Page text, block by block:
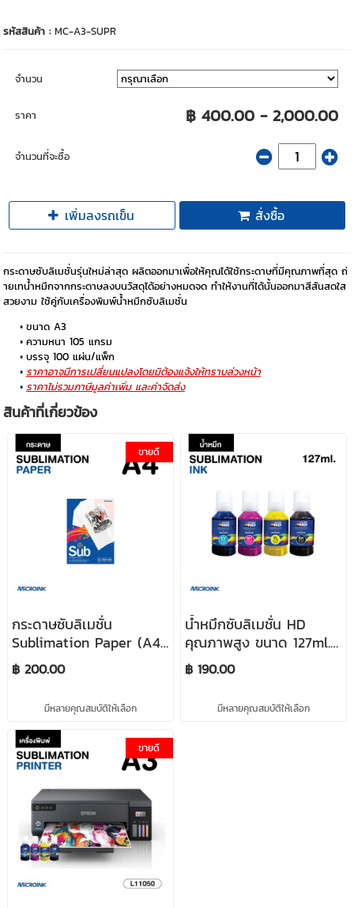
รหัสสินค้า :MC-A3-SUPR
จำนวน
ราคา ฿ 400.00 - 2,000.00
จำนวนที่จะซื้อ
เพิ่มลงรถเข็น สั่งซื้อ
กระดาษซับลิเมชั่นรุ่นใหม่ล่าสุด ผลิตออกมาเพื่อให้คุณได้ใช้กระดาษที่มีคุณภาพที่สุด ถ่
ายเทน้ำหมึกจากกระดาษลงบนวัสดุได้อย่างหมดจด ทำให้งานที่ได้นั้นออกมาสีสันสดใส
สวยงาม ใช้คู่กับเครื่องพิมพ์น้ำหมึกซับลิเมชั่น
ขนาด A3
ความหนา 105 แกรม
บรรจุ 100 แผ่น/แพ็ก
ราคาอาจมีการเปลี่ยนแปลงโดยมิต้องแจ้งให้ทราบล่วงหน้า
ราคาไม่รวมภาษีมูลค่าเพิ่ม และค่าจัดส่ง
สินค้าที่เกี่ยวข้อง
ขายดี
กระดาษซับลิเมชั่น
Sublimation Paper (A4)
บรรจุ 100 แผ่น/แพ็ก (รุ่น
ใหม่ล่าสุด ด้านหลังสีชมพู)
฿ 200.00
มีหลายคุณสมบัติให้เลือก
น้ำหมึกซับลิเมชั่น HD
คุณภาพสูง ขนาด 127ml./
ขวด Sublimation Ink
฿ 190.00
มีหลายคุณสมบัติให้เลือก
ขายดี